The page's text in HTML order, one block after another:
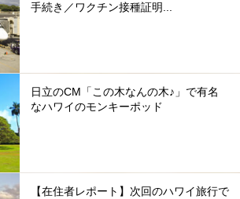
手続き／ワクチン接種証明...
日立のCM「この木なんの木♪」で有名
なハワイのモンキーポッド
【在住者レポート】次回のハワイ旅行で